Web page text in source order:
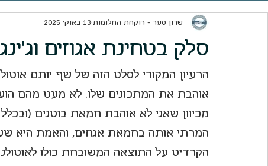
פסטה אורז דגנים קטניות שוקולד מאפי שמרים | לחמים
פאי וטארט מאפינס ועוגות בחושות ארוחות ערוכות
לחיות את פורטו
סלק בטחינת אגוזים
שרון סער - רוקחת החלומות 13 באוק׳ 2025
הרעיון המקורי לסלט הזה של שף יותם
אוהבת את המתכונים שלו. לא מעט מהם
מכיוון שאני לא אוהבת חמאת בוטנים
המרתי אותה בחמאת אגוזים, והאמת היא
הקרדיט על התוצאה המשובחת כולו